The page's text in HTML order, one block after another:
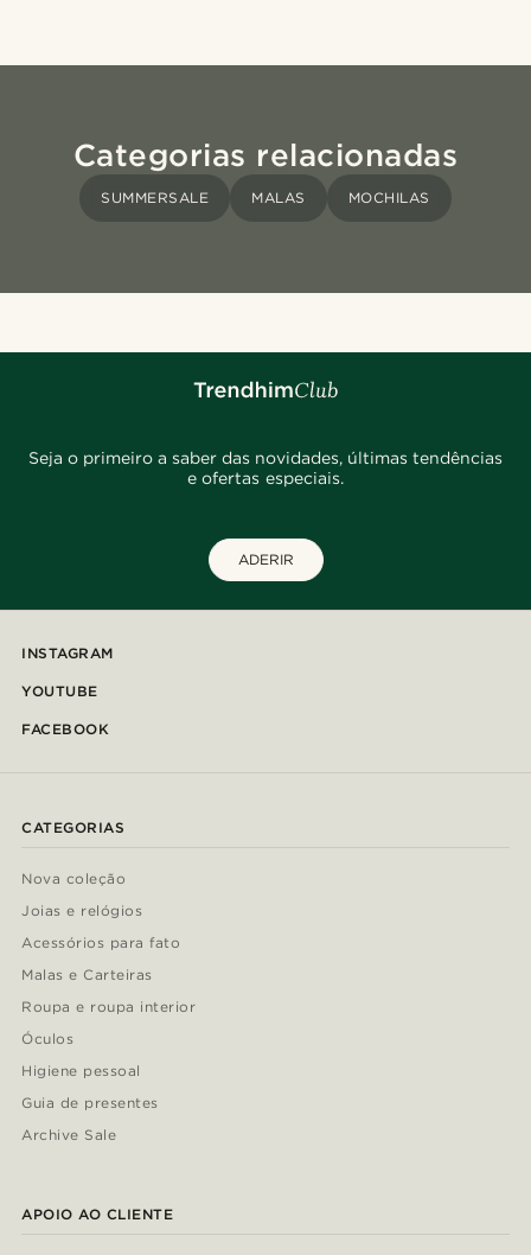
Categorias relacionadas
SUMMERSALE MALAS MOCHILAS
Seja o primeiro a saber das novidades, últimas tendências
e ofertas especiais.
ADERIR
INSTAGRAM
YOUTUBE
FACEBOOK
CATEGORIAS
Nova coleção
Joias e relógios
Acessórios para fato
Malas e Carteiras
Roupa e roupa interior
Óculos
Higiene pessoal
Guia de presentes
Archive Sale
APOIO AO CLIENTE